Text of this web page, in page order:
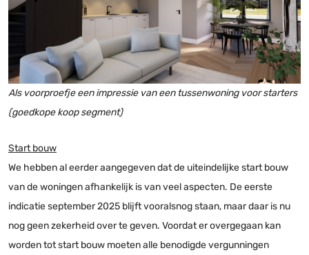
Als voorproefje een impressie van een tussenwoning voor starters
(goedkope koop segment)
Start bouw
We hebben al eerder aangegeven dat de uiteindelijke start bouw
van de woningen afhankelijk is van veel aspecten. De eerste
indicatie september 2025 blijft vooralsnog staan, maar daar is nu
nog geen zekerheid over te geven. Voordat er overgegaan kan
worden tot start bouw moeten alle benodigde vergunningen